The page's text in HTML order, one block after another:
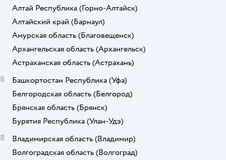
Алтай Республика (Горно-Алтайск)
Алтайский край (Барнаул)
Амурская область (Благовещенск)
Архангельская область (Архангельск)
Астраханская область (Астрахань)
Б
Башкортостан Республика (Уфа)
Белгородская область (Белгород)
Брянская область (Брянск)
Бурятия Республика (Улан-Удэ)
В
Владимирская область (Владимир)
Волгоградская область (Волгоград)